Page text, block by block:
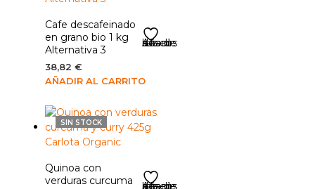
Añadir a la lista de deseos
Cafe descafeinado
en grano bio 1 kg
Alternativa 3
38,82€
AÑADIR AL CARRITO
SIN STOCK
Añadir a la lista de deseos
Quinoa con
verduras curcuma